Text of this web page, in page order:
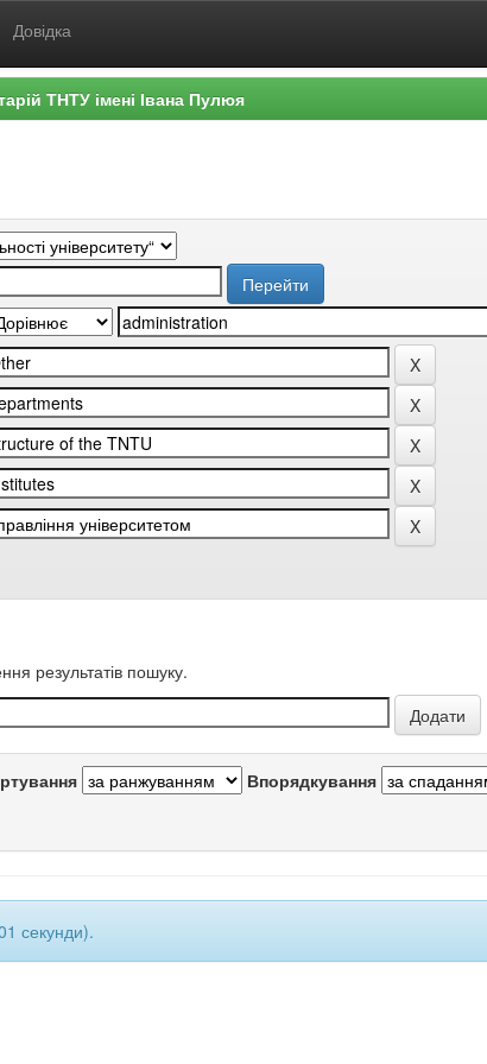
Довідка
ТНТУ імені Івана Пулюя
результатів пошуку.
Впорядкування
секунди).